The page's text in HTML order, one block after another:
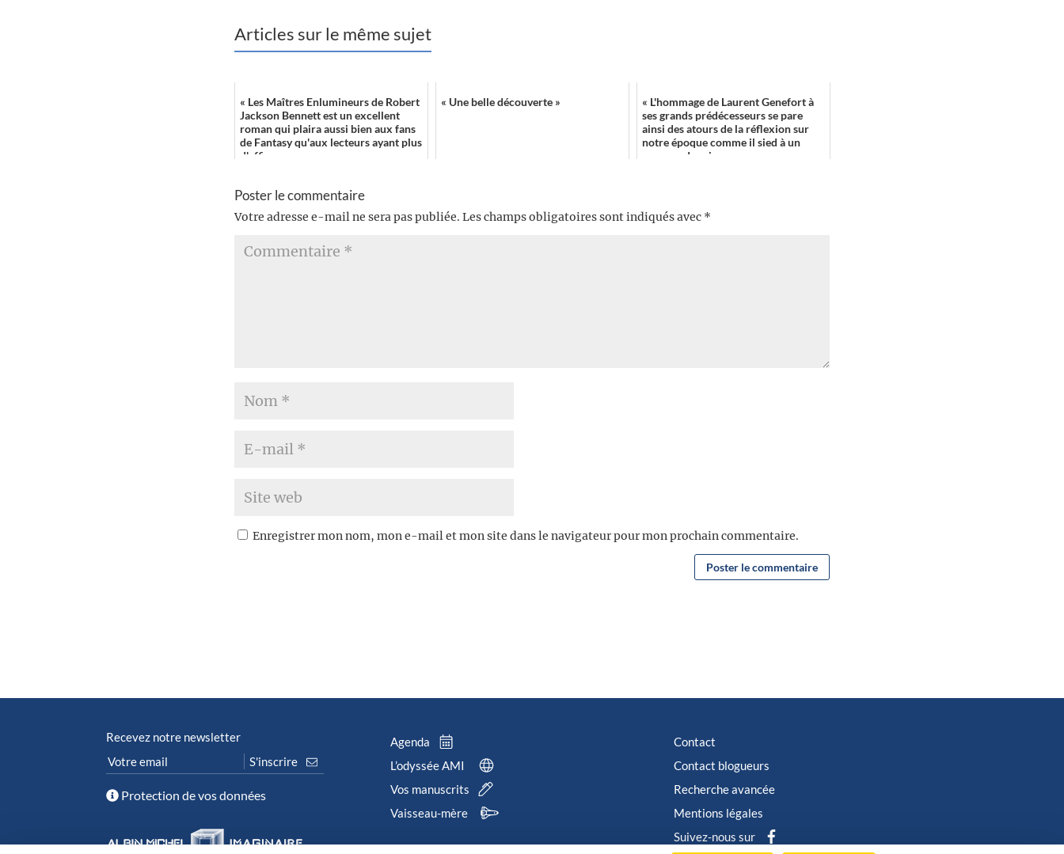
Articles sur le même sujet
« Les Maîtres Enlumineurs de Robert
Jackson Bennett est un excellent
roman qui plaira aussi bien aux fans
de Fantasy qu'aux lecteurs ayant plus
d'affi...
« Une belle découverte »
« L'hommage de Laurent Genefort à
ses grands prédécesseurs se pare
ainsi des atours de la réflexion sur
notre époque comme il sied à un
ouvrage de sci...
Poster le commentaire
Votre adresse e-mail ne sera pas publiée. Les champs obligatoires sont indiqués avec *
Enregistrer mon nom, mon e-mail et mon site dans le navigateur pour mon prochain commentaire.
Recevez notre newsletter
Protection de vos données
Agenda
L’odyssée AMI
Vos manuscrits
Vaisseau-mère
Contact
Contact blogueurs
Recherche avancée
Mentions légales
Suivez-nous sur